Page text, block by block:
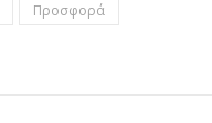
Προσφορά